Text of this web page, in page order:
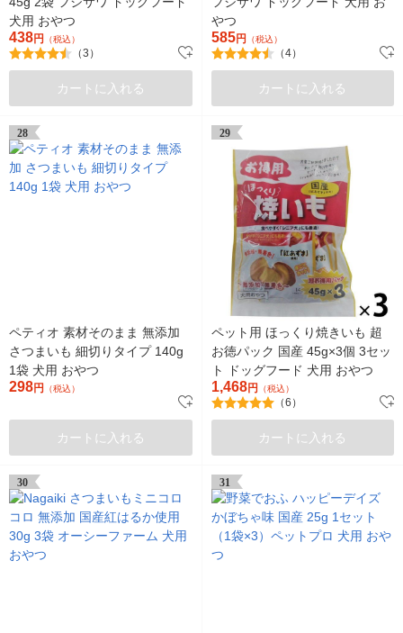
犬用 おやつ
438円 （税込）
（3）
カートに入れる
やつ
585円 （税込）
（4）
カートに入れる
28
ペティオ 素材そのまま 無添加
さつまいも 細切りタイプ 140g
1袋 犬用 おやつ
298円 （税込）
カートに入れる
29
ペット用 ほっくり焼きいも 超
お徳パック 国産 45g×3個 3セッ
ト ドッグフード 犬用 おやつ
1,468円 （税込）
（6）
カートに入れる
30 31